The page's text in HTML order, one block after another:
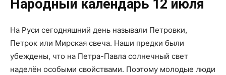
Народный календарь 12 июля
На Руси сегодняшний день называли Петровки,
Петрок или Мирская свеча. Наши предки были
убеждены, что на Петра-Павла солнечный свет
наделён особыми свойствами. Поэтому молодые люди